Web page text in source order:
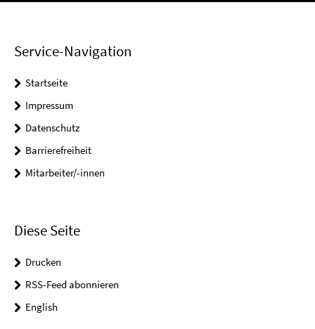
Service-Navigation
Startseite
Impressum
Datenschutz
Barrierefreiheit
Mitarbeiter/-innen
Diese Seite
Drucken
RSS-Feed abonnieren
English